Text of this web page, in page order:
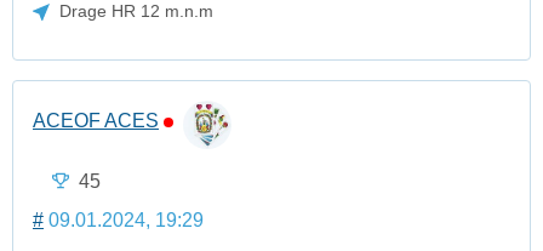
Drage HR 12 m.n.m
ACEOF ACES
45
# 09.01.2024, 19:29